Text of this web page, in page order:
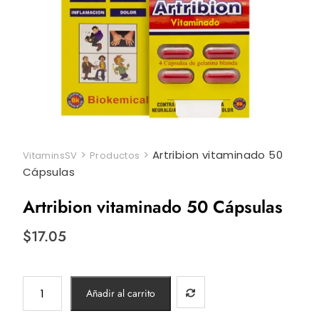
VitaminsSV > Productos > Artribion vitaminado 50
Cápsulas
Artribion vitaminado 50 Cápsulas
$17.05
vitaminadoAñadir al carrito